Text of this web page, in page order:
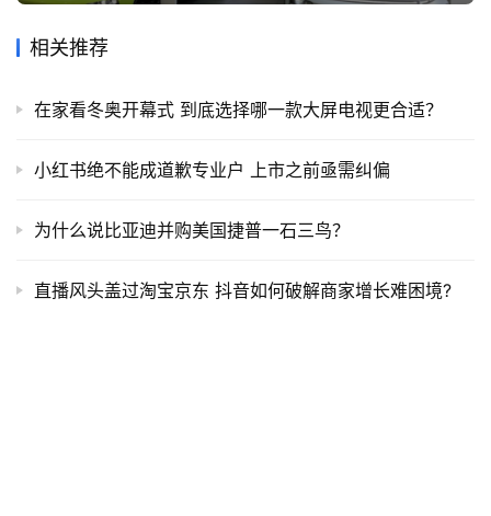
相关推荐
在家看冬奥开幕式 到底选择哪一款大屏电视更合适？
小红书绝不能成道歉专业户 上市之前亟需纠偏
为什么说比亚迪并购美国捷普一石三鸟？
直播风头盖过淘宝京东 抖音如何破解商家增长难困境?